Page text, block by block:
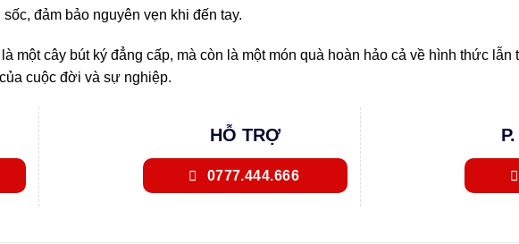
đảm bảo nguyên vẹn khi đến tay.
một cây bút ký đẳng cấp, mà còn là một món quà hoàn hảo cả về hình thức lẫn
cuộc đời và sự nghiệp.
HỖ TRỢ
0777.444.666